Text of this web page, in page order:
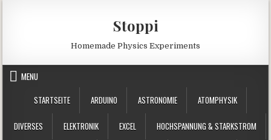
Stoppi
Homemade Physics Experiments
MENU
STARTSEITE
ARDUINO ASTRONOMIE ATOMPHYSIK
DIVERSES ELEKTRONIK EXCEL HOCHSPANNUNG & STARKSTROM